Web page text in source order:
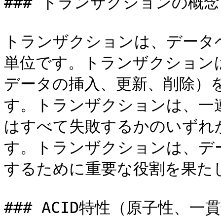
トランザクションは、デー
単位です。トランザクショ
データの挿入、更新、削除
す。トランザクションは、
はすべて失敗するかのいず
す。トランザクションは、
するために重要な役割を果た
### ACID特性（原子性、一